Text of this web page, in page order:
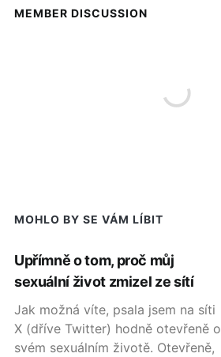
MEMBER DISCUSSION
MOHLO BY SE VÁM LÍBIT
Upřímně o tom, proč můj
sexuální život zmizel ze sítí
Jak možná víte, psala jsem na síti
X (dříve Twitter) hodně otevřeně o
svém sexuálním životě. Otevřeně,